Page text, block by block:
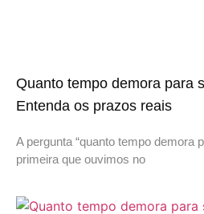
Quanto tempo demora para
Entenda os prazos reais
A pergunta “quanto tempo demora
primeira que ouvimos no